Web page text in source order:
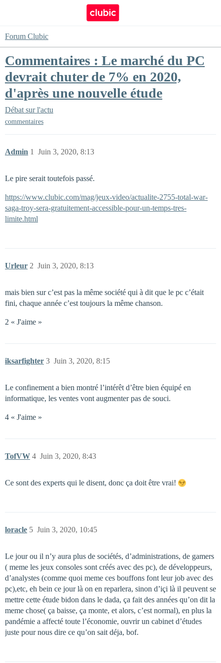
Forum Clubic
Commentaires : Le marché du PC
devrait chuter de 7% en 2020,
d'après une nouvelle étude
Débat sur l'actu
commentaires
Admin Juin 3, 2020, 8:13
1
Le pire serait toutefois passé.
https://www.clubic.com/mag/jeux-video/actualite-2755-total-war-
saga-troy-sera-gratuitement-accessible-pour-un-temps-tres-
limite.html
Urleur Juin 3, 2020, 8:13
2
mais bien sur c’est pas la même société qui à dit que le pc c’était
fini, chaque année c’est toujours la même chanson.
2 « J'aime »
iksarfighter Juin 3, 2020, 8:15
3
Le confinement a bien montré l’intérêt d’être bien équipé en
informatique, les ventes vont augmenter pas de souci.
4 « J'aime »
TofVW Juin 3, 2020, 8:43
4
Ce sont des experts qui le disent, donc ça doit être vrai!
loracle Juin 3, 2020, 10:45
5
Le jour ou il n’y aura plus de sociétés, d’administrations, de gamers
( meme les jeux consoles sont créés avec des pc), de développeurs,
d’analystes (comme quoi meme ces bouffons font leur job avec des
pc),etc, eh bein ce jour là on en reparlera, sinon d’içi là il peuvent se
mettre cette étude bidon dans le dada, ça fait des années qu’on dit la
meme chose( ça baisse, ça monte, et alors, c’est normal), en plus la
pandémie a affecté toute l’économie, ouvrir un cabinet d’études
juste pour nous dire ce qu’on sait déja, bof.